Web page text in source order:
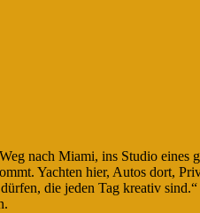
nach Miami, ins Studio eines
Yachten hier, Autos dort,
die jeden Tag kreativ sind.“